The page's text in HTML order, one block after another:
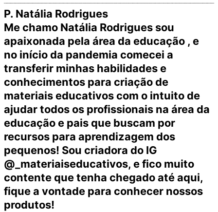
P. Natália Rodrigues
Me chamo Natália Rodrigues sou
apaixonada pela área da educação , e
no início da pandemia comecei a
transferir minhas habilidades e
conhecimentos para criação de
materiais educativos com o intuito de
ajudar todos os profissionais na área da
educação e pais que buscam por
recursos para aprendizagem dos
pequenos! Sou criadora do IG
@_materiaiseducativos, e fico muito
contente que tenha chegado até aqui,
fique a vontade para conhecer nossos
produtos!